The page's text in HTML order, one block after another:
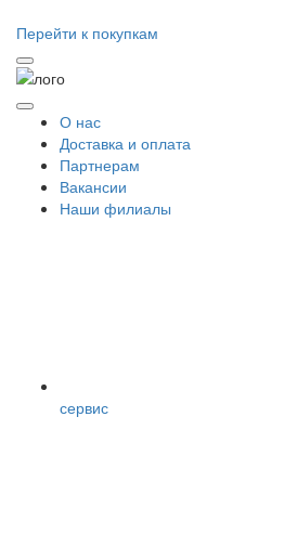
Перейти к покупкам
О нас
Доставка и оплата
Партнерам
Вакансии
Наши филиалы
сервис